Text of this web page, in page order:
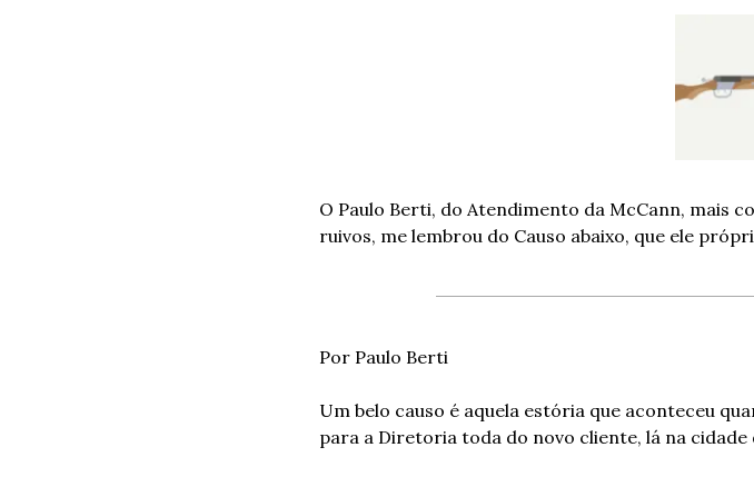
O Paulo Berti, do Atendimento da McCann, mais
ruivos, me lembrou do Causo abaixo, que ele
Por Paulo Berti
Um belo causo é aquela estória que aconteceu
para a Diretoria toda do novo cliente, lá na cidade